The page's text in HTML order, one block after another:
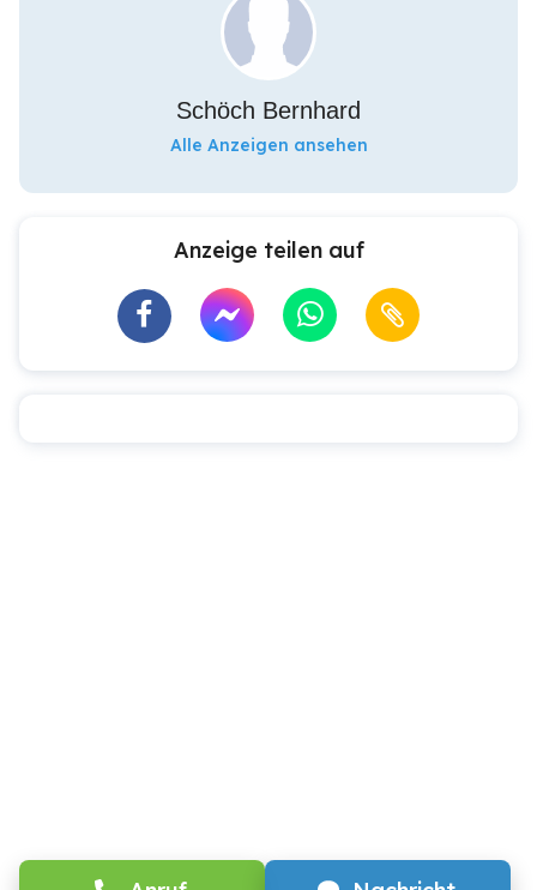
Schöch Bernhard
Alle Anzeigen ansehen
Anzeige teilen auf